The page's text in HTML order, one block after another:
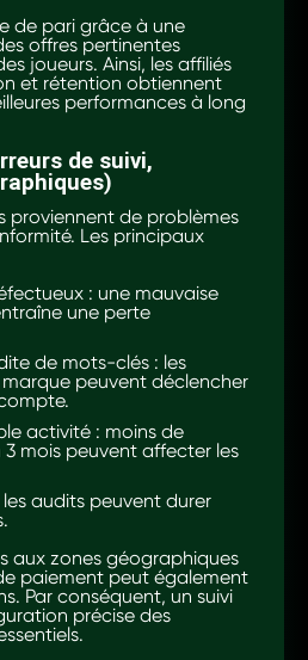
de pari grâce à une
offres pertinentes
joueurs. Ainsi, les affiliés
et rétention obtiennent
performances à long
de suivi,
proviennent de problèmes
Les principaux
: une mauvaise
une perte
de mots-clés : les
marque peuvent déclencher
activité : moins de
3 mois peuvent affecter les
audits peuvent durer
aux zones géographiques
paiement peut également
Par conséquent, un suivi
précise des